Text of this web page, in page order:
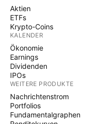
Aktien
ETFs
Krypto-Coins
KALENDER
Ökonomie
Earnings
Dividenden
IPOs
WEITERE PRODUKTE
Nachrichtenstrom
Portfolios
Fundamentalgraphen